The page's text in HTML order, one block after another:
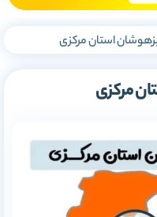
استان مرکزی
مرکزی